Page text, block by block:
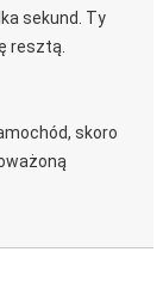
sekund. Ty
resztą.
skoro